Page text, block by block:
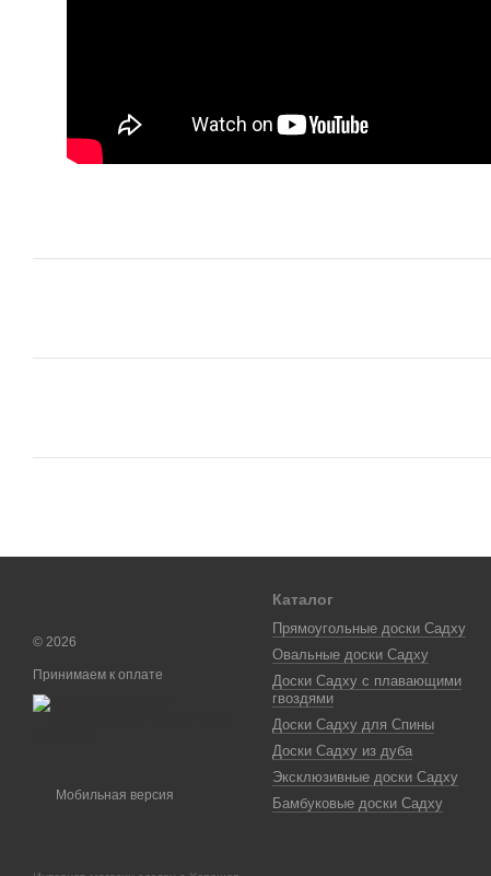
© 2026
Принимаем к оплате
Мобильная версия
Каталог
Прямоугольные доски Садху
Овальные доски Садху
Доски Садху с плавающими
гвоздями
Доски Садху для Спины
Доски Садху из дуба
Эксклюзивные доски Садху
Бамбуковые доски Садху